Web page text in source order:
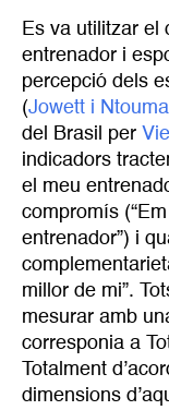
Es va utilitzar el
entrenador i
percepció dels
(Jowett i
del Brasil per
indicadors
el meu
compromís
entrenador”) i
millor de mi”.
mesurar amb
corresponia a
Totalment
dimensions